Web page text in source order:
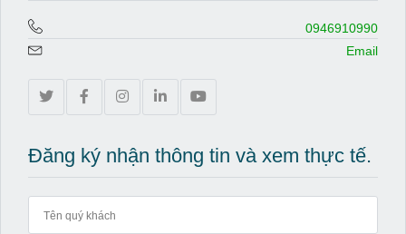
0946910990
Email
Đăng ký nhận thông tin và xem thực tế.